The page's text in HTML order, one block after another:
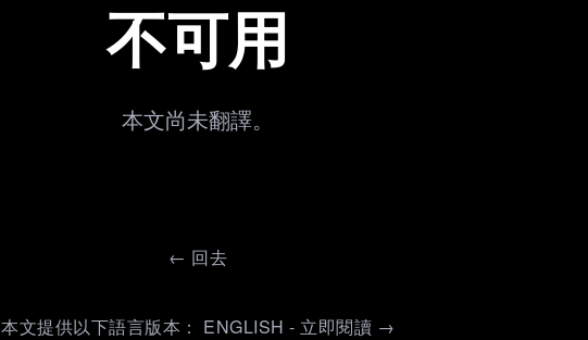
不可用
本文尚未翻譯。
← 回去
本文提供以下語言版本： ENGLISH - 立即閱讀 →